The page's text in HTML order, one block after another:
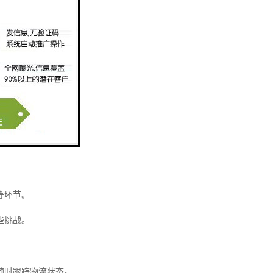
节。
战。